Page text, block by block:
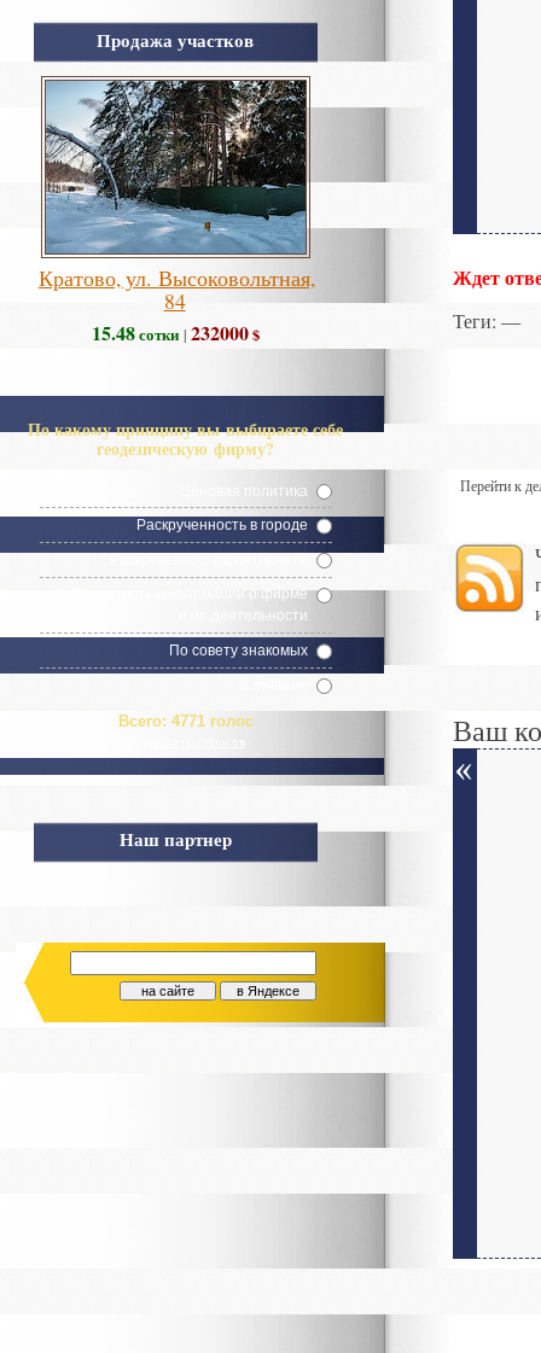
Продажа участков
Кратово, ул. Высоковольтная,
84
15.48сотки | 232000$
По какому принципу вы выбираете себе
геодезическую фирму?
Ценовая политика
Раскрученность в городе
Открытость информации о фирме
и ее деятельности
По совету знакомых
Всего: 4771 голос
Наш партнер
Ждет
Теги: —
Перейти к
Ваш